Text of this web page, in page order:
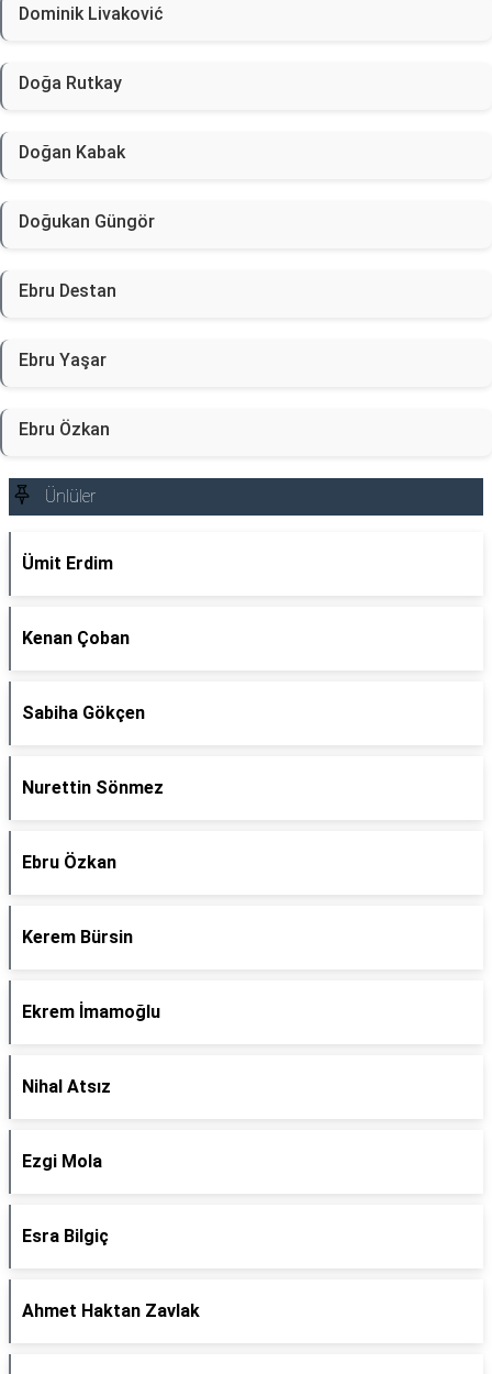
Dominik Livaković
Doğa Rutkay
Doğan Kabak
Doğukan Güngör
Ebru Destan
Ebru Yaşar
Ebru Özkan
Ünlüler
Ümit Erdim
Kenan Çoban
Sabiha Gökçen
Nurettin Sönmez
Ebru Özkan
Kerem Bürsin
Ekrem İmamoğlu
Nihal Atsız
Ezgi Mola
Esra Bilgiç
Ahmet Haktan Zavlak